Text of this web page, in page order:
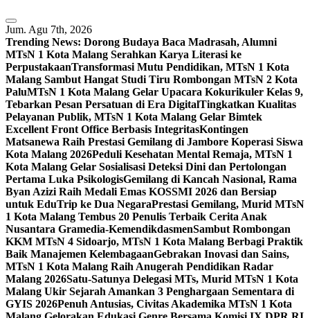
Jum. Agu 7th, 2026
Trending News: Dorong Budaya Baca Madrasah, Alumni
MTsN 1 Kota Malang Serahkan Karya Literasi ke
PerpustakaanTransformasi Mutu Pendidikan, MTsN 1 Kota
Malang Sambut Hangat Studi Tiru Rombongan MTsN 2 Kota
PaluMTsN 1 Kota Malang Gelar Upacara Kokurikuler Kelas 9,
Tebarkan Pesan Persatuan di Era DigitalTingkatkan Kualitas
Pelayanan Publik, MTsN 1 Kota Malang Gelar Bimtek
Excellent Front Office Berbasis IntegritasKontingen
Matsanewa Raih Prestasi Gemilang di Jambore Koperasi Siswa
Kota Malang 2026Peduli Kesehatan Mental Remaja, MTsN 1
Kota Malang Gelar Sosialisasi Deteksi Dini dan Pertolongan
Pertama Luka PsikologisGemilang di Kancah Nasional, Rama
Byan Azizi Raih Medali Emas KOSSMI 2026 dan Bersiap
untuk EduTrip ke Dua NegaraPrestasi Gemilang, Murid MTsN
1 Kota Malang Tembus 20 Penulis Terbaik Cerita Anak
Nusantara Gramedia-KemendikdasmenSambut Rombongan
KKM MTsN 4 Sidoarjo, MTsN 1 Kota Malang Berbagi Praktik
Baik Manajemen KelembagaanGebrakan Inovasi dan Sains,
MTsN 1 Kota Malang Raih Anugerah Pendidikan Radar
Malang 2026Satu-Satunya Delegasi MTs, Murid MTsN 1 Kota
Malang Ukir Sejarah Amankan 3 Penghargaan Sementara di
GYIS 2026Penuh Antusias, Civitas Akademika MTsN 1 Kota